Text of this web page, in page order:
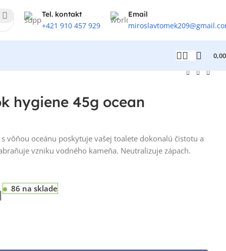
Tel. kontakt
+421 910 457 929
Email
hygiene 45g ocean
vôňou oceánu poskytuje vašej toalete dokonalú čistotu a
vzniku vodného kameňa. Neutralizuje zápach.
86 na sklade